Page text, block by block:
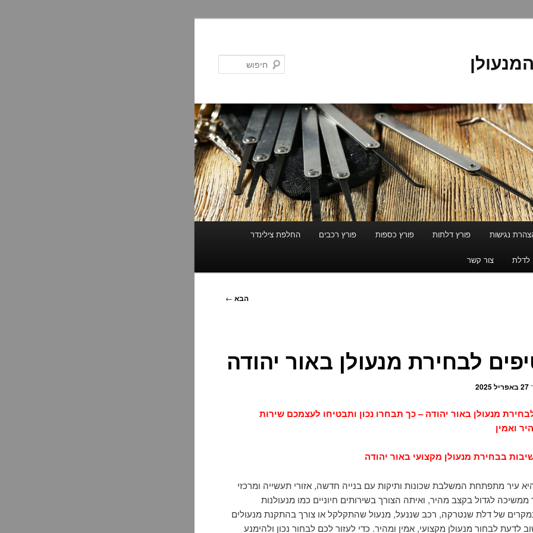
נגישות פורץ דלתות פורץ כספות פורץ רכבים החלפת צילינדר
לדלת צור קשר
הבא ←
27 באפריל 2025
לבחירת מנעולן באור יהודה – כך תבחרו נכון ותבטיחו לעצמכם שירות
ואמין
בבחירת מנעולן מקצועי באור יהודה
עיר מתפתחת המשלבת שכונות ותיקות עם בנייה חדשה, אזורי תעשייה ומרכזי
ממשיכה לגדול בקצב מהיר, ואיתה הצורך בשירותים חיוניים כמו מנעולנות
של דלת שנטרקה, רכב שננעל, מנעול שהתקלקל או צורך בהתקנת מנעולים
לדעת לבחור מנעולן מקצועי, אמין ומהיר. כדי לעזור לכם לבחור נכון ולהימנע